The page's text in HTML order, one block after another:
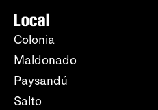
Local
Colonia
Maldonado
Paysandú
Salto